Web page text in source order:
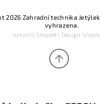
2026 Zahradní technika Jetýlek
vyhrazena.
Vytvořil Shoptet| Design